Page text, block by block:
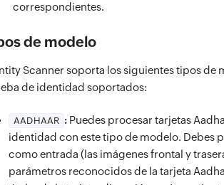
correspondientes.
de modelo
Scanner soporta los siguientes tipos
de identidad soportados:
AADHAAR : Puedes procesar tarjetas
identidad con este tipo de modelo. Debes
como entrada (las imágenes frontal y
parámetros reconocidos de la tarjeta